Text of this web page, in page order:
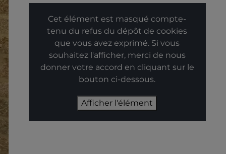
Cet élément est masqué compte-
tenu du refus du dépôt de cookies
que vous avez exprimé. Si vous
souhaitez l'afficher, merci de nous
donner votre accord en cliquant sur le
bouton ci-dessous.
Afficher l'élément